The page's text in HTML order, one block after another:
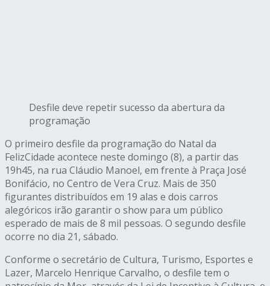
Desfile deve repetir sucesso da abertura da
programação
O primeiro desfile da programação do Natal da
FelizCidade acontece neste domingo (8), a partir das
19h45, na rua Cláudio Manoel, em frente à Praça José
Bonifácio, no Centro de Vera Cruz. Mais de 350
figurantes distribuídos em 19 alas e dois carros
alegóricos irão garantir o show para um público
esperado de mais de 8 mil pessoas. O segundo desfile
ocorre no dia 21, sábado.
Conforme o secretário de Cultura, Turismo, Esportes e
Lazer, Marcelo Henrique Carvalho, o desfile tem o